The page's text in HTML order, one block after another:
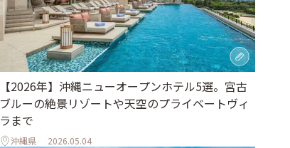
【2026年】沖縄ニューオープンホテル5選。宮古
ブルーの絶景リゾートや天空のプライベートヴィ
ラまで
沖縄県 2026.05.04